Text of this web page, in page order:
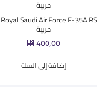
حربية
⃁400,00
إضافة إلى السلة